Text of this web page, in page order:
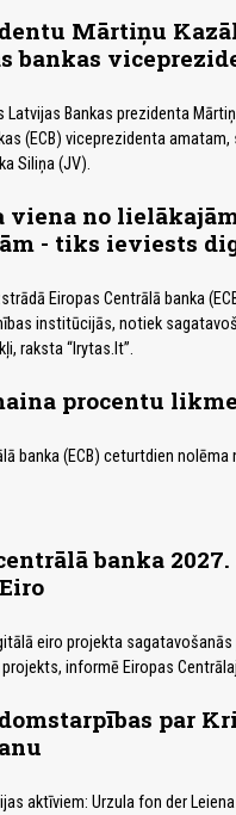
Mārtiņu
bankas
Latvijas Bankas prezidenta
(ECB) viceprezidenta
Siliņa (JV).
viena no
- tiks ieviests
Eiropas Centrālā banka
institūcijās, notiek
raksta “lrytas.lt”.
procentu
banka (ECB) ceturtdien
banka
eiro projekta
informē Eiropas
par
aktīviem: Urzula fon der